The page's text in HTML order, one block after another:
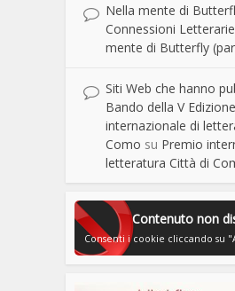
Nella mente di
Connessioni Letterarie
mente di Butterfly
Siti Web che hanno
Bando della V
internazionale di
Como su Premio
letteratura Città di
Contenuto non
Consenti i cookie cliccando su